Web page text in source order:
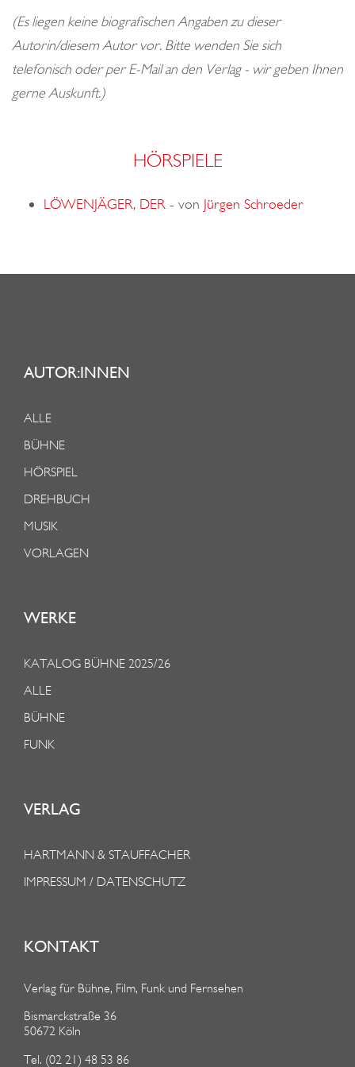
(Es liegen keine biografischen Angaben zu dieser
Autorin/diesem Autor vor. Bitte wenden Sie sich
telefonisch oder per E-Mail an den Verlag - wir geben Ihnen
gerne Auskunft.)
HÖRSPIELE
LÖWENJÄGER, DER - von Jürgen Schroeder
AUTOR:INNEN
ALLE
BÜHNE
HÖRSPIEL
DREHBUCH
MUSIK
VORLAGEN
WERKE
KATALOG BÜHNE 2025/26
ALLE
BÜHNE
FUNK
VERLAG
HARTMANN & STAUFFACHER
IMPRESSUM / DATENSCHUTZ
KONTAKT
Verlag für Bühne, Film, Funk und Fernsehen
Bismarckstraße 36
50672 Köln
Tel. (02 21) 48 53 86